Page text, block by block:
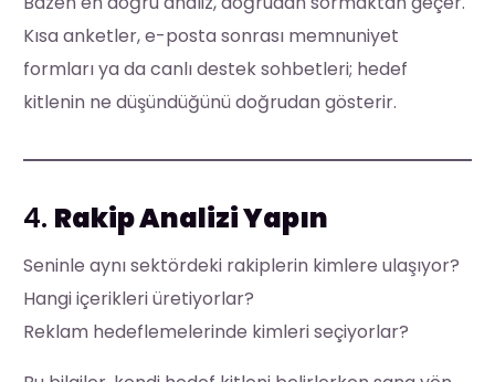
Kısa anketler, e-posta sonrası memnuniyet
formları ya da canlı destek sohbetleri; hedef
kitlenin ne düşündüğünü doğrudan gösterir.
4. Rakip Analizi Yapın
Seninle aynı sektördeki rakiplerin kimlere ulaşıyor?
Hangi içerikleri üretiyorlar?
Reklam hedeflemelerinde kimleri seçiyorlar?